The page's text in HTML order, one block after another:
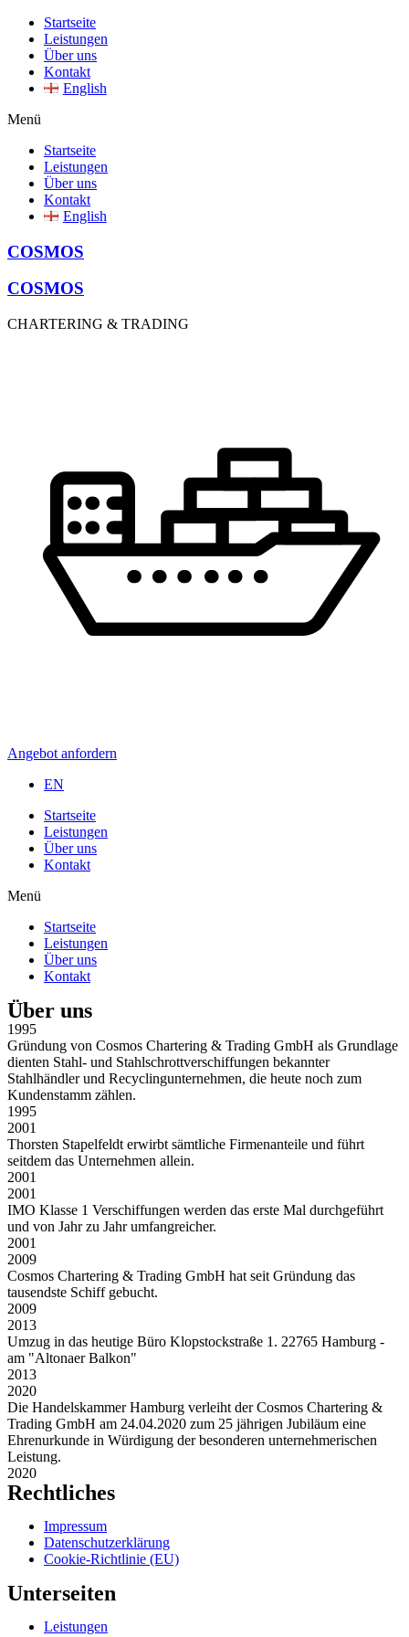
Startseite
Leistungen
Über uns
Kontakt
English
Menü
Startseite
Leistungen
Über uns
Kontakt
English
COSMOS
COSMOS
CHARTERING & TRADING
Angebot anfordern
EN
Startseite
Leistungen
Über uns
Kontakt
Menü
Startseite
Leistungen
Über uns
Kontakt
Über uns
1995
Gründung von Cosmos Chartering & Trading GmbH als Grundlage
dienten Stahl- und Stahlschrottverschiffungen bekannter
Stahlhändler und Recyclingunternehmen, die heute noch zum
Kundenstamm zählen.
1995
2001
Thorsten Stapelfeldt erwirbt sämtliche Firmenanteile und führt
seitdem das Unternehmen allein.
2001
2001
IMO Klasse 1 Verschiffungen werden das erste Mal durchgeführt
und von Jahr zu Jahr umfangreicher.
2001
2009
Cosmos Chartering & Trading GmbH hat seit Gründung das
tausendste Schiff gebucht.
2009
2013
Umzug in das heutige Büro Klopstockstraße 1. 22765 Hamburg -
am "Altonaer Balkon"
2013
2020
Die Handelskammer Hamburg verleiht der Cosmos Chartering &
Trading GmbH am 24.04.2020 zum 25 jährigen Jubiläum eine
Ehrenurkunde in Würdigung der besonderen unternehmerischen
Leistung.
2020
Rechtliches
Impressum
Datenschutzerklärung
Cookie-Richtlinie (EU)
Unterseiten
Leistungen